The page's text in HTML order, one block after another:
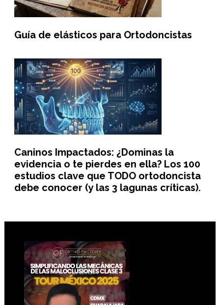
Guía de elásticos para Ortodoncistas
Caninos Impactados: ¿Dominas la
evidencia o te pierdes en ella? Los 100
estudios clave que TODO ortodoncista
debe conocer (y las 3 lagunas críticas).
Footer